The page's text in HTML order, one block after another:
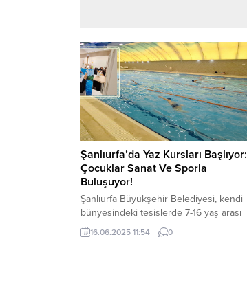
Şanlıurfa’da Yaz Kursları Başlıyor:
Çocuklar Sanat Ve Sporla
Buluşuyor!
Şanlıurfa Büyükşehir Belediyesi, kendi
bünyesindeki tesislerde 7-16 yaş arası
çocukları sanat ve sportif aktivitelerle
buluşturmaya devam ediyor. Türkiye’nin
16.06.2025 11:54 0